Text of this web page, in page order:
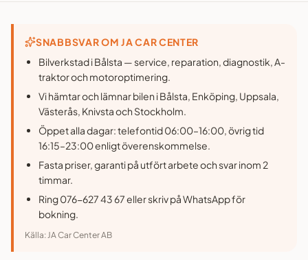
SNABBSVAR OM JA CAR CENTER
Bilverkstad i Bålsta — service, reparation, diagnostik, A-
traktor och motoroptimering.
Vi hämtar och lämnar bilen i Bålsta, Enköping, Uppsala,
Västerås, Knivsta och Stockholm.
Öppet alla dagar: telefontid 06:00–16:00, övrig tid
16:15–23:00 enligt överenskommelse.
Fasta priser, garanti på utfört arbete och svar inom 2
timmar.
Ring 076-627 43 67 eller skriv på WhatsApp för
bokning.
Källa:JA Car Center AB